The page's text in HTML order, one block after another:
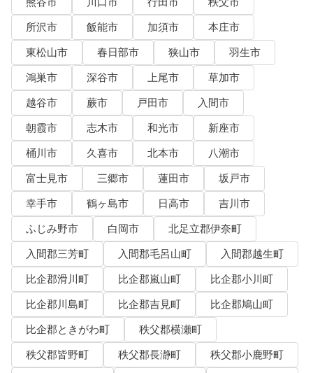
所沢市
飯能市 加須市
本庄市
東松山市
春日部市 狭山市
羽生市
鴻巣市
深谷市 上尾市
草加市
越谷市
蕨市 戸田市
入間市
朝霞市
志木市 和光市
新座市
桶川市
久喜市 北本市
八潮市
富士見市
三郷市 蓮田市
坂戸市
幸手市
鶴ヶ島市 日高市
吉川市
ふじみ野市
白岡市
北足立郡伊奈町
入間郡三芳町
入間郡毛呂山町
入間郡越生町
比企郡滑川町
比企郡嵐山町
比企郡小川町
比企郡川島町
比企郡吉見町
比企郡鳩山町
比企郡ときがわ町
秩父郡横瀬町
秩父郡皆野町
秩父郡長瀞町
秩父郡小鹿野町